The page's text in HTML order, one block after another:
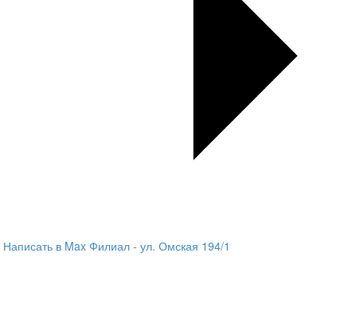
Написать в Max Филиал - ул. Омская 194/1